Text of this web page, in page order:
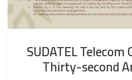
SUDATEL
Thirty-second